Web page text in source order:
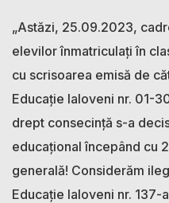
„Astăzi, 25.09.2023,
elevilor înmatriculați în
cu scrisoarea emisă de
Educație Ialoveni nr. 01-
drept consecință s-a
educațional începând cu
generală! Considerăm
Educație Ialoveni nr.